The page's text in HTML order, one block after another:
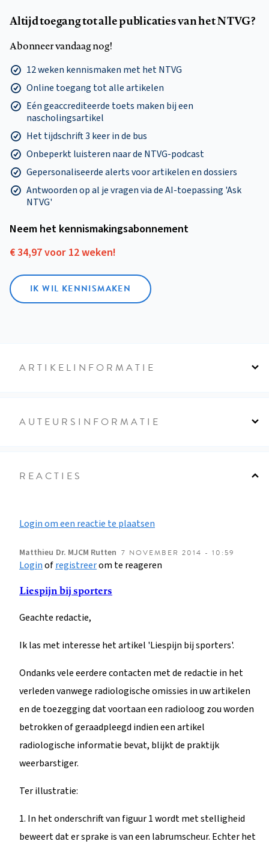
Altijd toegang tot alle publicaties van het NTVG?
Abonneer vandaag nog!
12 weken kennismaken met het NTVG
Online toegang tot alle artikelen
Eén geaccrediteerde toets maken bij een
nascholingsartikel
Het tijdschrift 3 keer in de bus
Onbeperkt luisteren naar de NTVG-podcast
Gepersonaliseerde alerts voor artikelen en dossiers
Antwoorden op al je vragen via de AI-toepassing 'Ask
NTVG'
Neem het kennismakings­abonnement
€ 34,97 voor 12 weken!
IK WIL KENNISMAKEN
ARTIKELINFORMATIE
AUTEURSINFORMATIE
REACTIES
Login om een reactie te plaatsen
Matthieu Dr. MJCM Rutten 7 NOVEMBER 2014 - 10:59
Loginofregistreerom te reageren
Liespijn bij sporters
Geachte redactie,
Ik las met interesse het artikel 'Liespijn bij sporters'.
Ondanks vele eerdere contacten met de redactie in het
verleden vanwege radiologische omissies in uw artikelen
en de toezegging dat voortaan een radioloog zou worden
betrokken of geraadpleegd indien een artikel
radiologische informatie bevat, blijkt de praktijk
weerbarstiger.
Ter illustratie:
1. In het onderschrift van figuur 1 wordt met stelligheid
beweert dat er sprake is van een labrumscheur. Echter het